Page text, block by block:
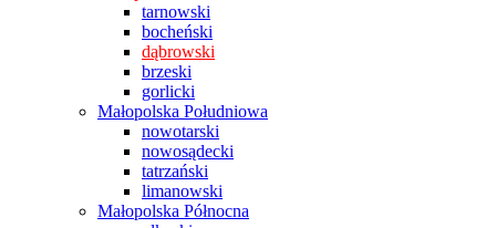
tarnowski
bocheński
dąbrowski
brzeski
gorlicki
Małopolska Południowa
nowotarski
nowosądecki
tatrzański
limanowski
Małopolska Północna